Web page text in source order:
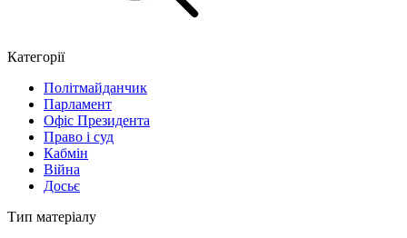
Категорії
Політмайданчик
Парламент
Офіс Президента
Право і суд
Кабмін
Війна
Досьє
Тип матеріалу